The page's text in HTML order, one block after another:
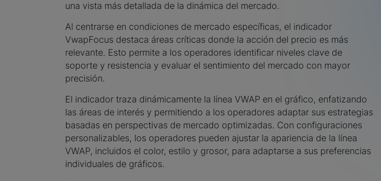
una vista más detallada de la dinámica del mercado.
Al centrarse en condiciones de mercado específicas, el indicador
VwapFocus destaca áreas críticas donde la acción del precio es más
relevante. Esto permite a los operadores identificar niveles clave de
soporte y resistencia y evaluar el sentimiento del mercado con mayor
precisión.
El indicador traza dinámicamente la línea VWAP en el gráfico, enfatizando
las áreas de interés y permitiendo a los operadores adaptar sus estrategias
basadas en perspectivas de mercado optimizadas. Con configuraciones
personalizables, los operadores pueden ajustar la apariencia de la línea
VWAP, incluidos el color, estilo y grosor, para adaptarse a sus preferencias
individuales de gráficos.